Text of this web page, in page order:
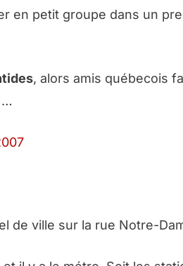
en petit groupe dans un
, alors amis québecois
…
de ville sur la rue Notre-